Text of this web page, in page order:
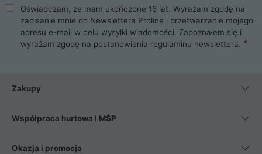
Oświadczam, że mam ukończone 16 lat. Wyrażam zgodę na
zapisanie mnie do Newslettera Proline i przetwarzanie mojego
adresu e-mail w celu wysyłki wiadomości. Zapoznałem się i
wyrażam zgodę na postanowienia regulaminu newslettera.
Zakupy
Współpraca hurtowa i MŚP
Okazja i promocja